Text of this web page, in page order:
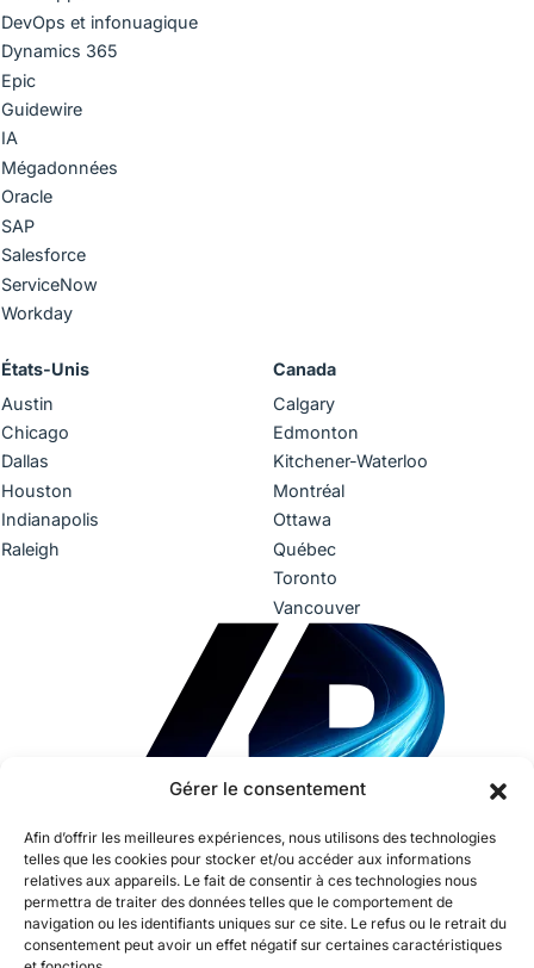
Gérer le consentement
Afin d’offrir les meilleures expériences, nous utilisons des technologies
telles que les cookies pour stocker et/ou accéder aux informations
relatives aux appareils. Le fait de consentir à ces technologies nous
permettra de traiter des données telles que le comportement de
navigation ou les identifiants uniques sur ce site. Le refus ou le retrait du
consentement peut avoir un effet négatif sur certaines caractéristiques
DevOps et infonuagique
Dynamics 365
Epic
Guidewire
IA
Mégadonnées
Oracle
SAP
Salesforce
ServiceNow
Workday
États-Unis
Austin
Chicago
Dallas
Houston
Indianapolis
Raleigh
Canada
Calgary
Edmonton
Kitchener-Waterloo
Montréal
Ottawa
Québec
Toronto
Vancouver